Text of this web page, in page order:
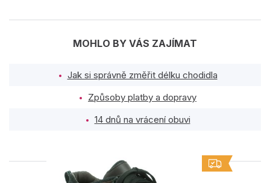
MOHLO BY VÁS ZAJÍMAT
Jak si správně změřit délku chodidla
Způsoby platby a dopravy
14 dnů na vrácení obuvi